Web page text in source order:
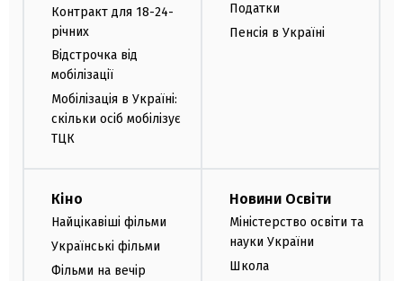
Контракт для 18-24-
річних
Відстрочка від
мобілізації
Мобілізація в Україні:
скільки осіб мобілізує
ТЦК
Податки
Пенсія в Україні
Кіно
Найцікавіші фільми
Українські фільми
Фільми на вечір
Новини Освіти
Міністерство освіти та
науки України
Школа